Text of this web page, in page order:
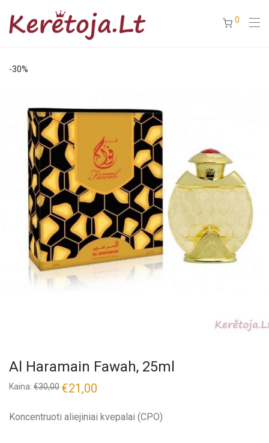
0
-30%
Al Haramain Fawah, 25ml
Kaina: €30,00 €21,00
Koncentruoti aliejiniai kvepalai (CPO)